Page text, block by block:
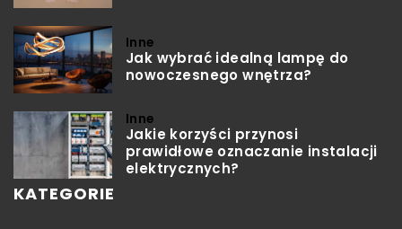
Inne
Jak wybrać idealną lampę do
nowoczesnego wnętrza?
Inne
Jakie korzyści przynosi
prawidłowe oznaczanie instalacji
elektrycznych?
KATEGORIE